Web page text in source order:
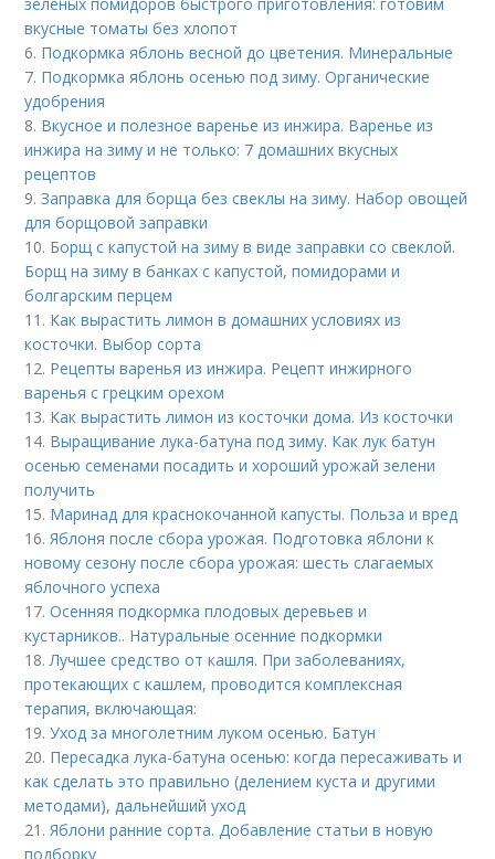
вкусные томаты без хлопот
6. Подкормка яблонь весной до цветения. Минеральные
7. Подкормка яблонь осенью под зиму. Органические
удобрения
8. Вкусное и полезное варенье из инжира. Варенье из
инжира на зиму и не только: 7 домашних вкусных
рецептов
9.Заправка для борща без свеклы на зиму. Набор овощей
для борщовой заправки
10. Борщ с капустой на зиму в виде заправки со свеклой.
Борщ на зиму в банках с капустой, помидорами и
болгарским перцем
11. Как вырастить лимон в домашних условиях из
косточки. Выбор сорта
12. Рецепты варенья из инжира. Рецепт инжирного
варенья с грецким орехом
13. Как вырастить лимон из косточки дома. Из косточки
14. Выращивание лука-батуна под зиму. Как лук батун
осенью семенами посадить и хороший урожай зелени
получить
15. Маринад для краснокочанной капусты. Польза и вред
16.Яблоня после сбора урожая. Подготовка яблони к
новому сезону после сбора урожая: шесть слагаемых
яблочного успеха
17.Осенняя подкормка плодовых деревьев и
кустарников.. Натуральные осенние подкормки
18.Лучшее средство от кашля. При заболеваниях,
протекающих с кашлем, проводится комплексная
терапия, включающая:
19.Уход за многолетним луком осенью. Батун
20. Пересадка лука-батуна осенью: когда пересаживать и
как сделать это правильно (делением куста и другими
методами), дальнейший уход
21.Яблони ранние сорта. Добавление статьи в новую
подборку